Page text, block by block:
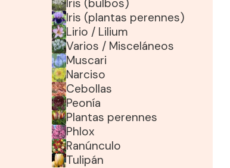
Iris (bulbos)
Iris (plantas perennes)
Lirio / Lilium
Varios / Misceláneos
Muscari
Narciso
Cebollas
Peonía
Plantas perennes
Phlox
Ranúnculo
Tulipán